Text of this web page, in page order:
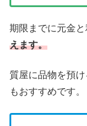
期限までに元金と
えます。
質屋に品物を預
もおすすめです。